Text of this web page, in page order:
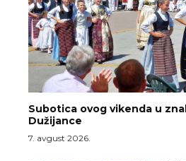
Subotica ovog vikenda u
Dužijance
7. avgust 2026.